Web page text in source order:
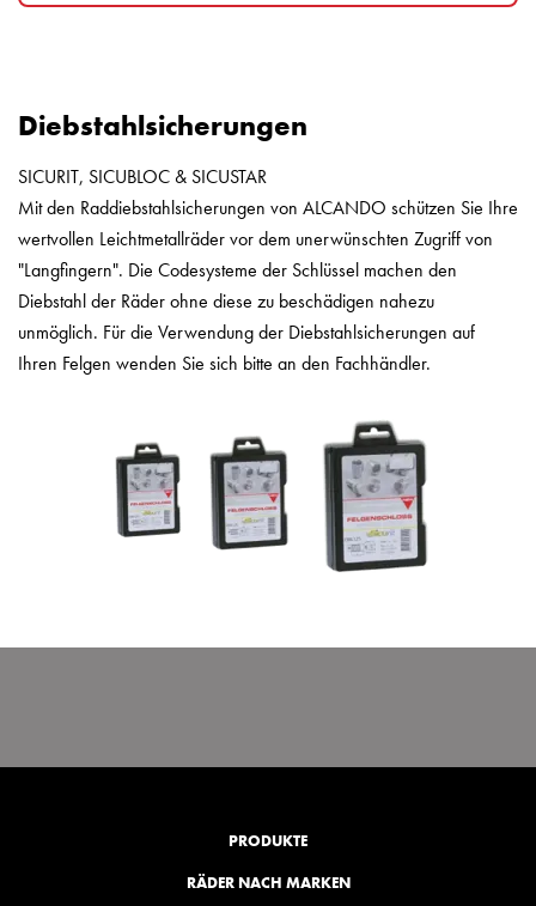
Diebstahlsicherungen
SICURIT, SICUBLOC & SICUSTAR
Mit den Raddiebstahlsicherungen von ALCANDO schützen Sie Ihre
wertvollen Leichtmetallräder vor dem unerwünschten Zugriff von
"Langfingern". Die Codesysteme der Schlüssel machen den
Diebstahl der Räder ohne diese zu beschädigen nahezu
unmöglich. Für die Verwendung der Diebstahlsicherungen auf
Ihren Felgen wenden Sie sich bitte an den Fachhändler.
PRODUKTE
RÄDER NACH MARKEN